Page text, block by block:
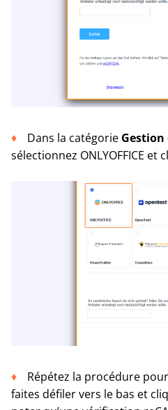
Dans la catégorie
sélectionnez ONLYOFFICE et
Répétez la procédure
faites défiler vers le bas et